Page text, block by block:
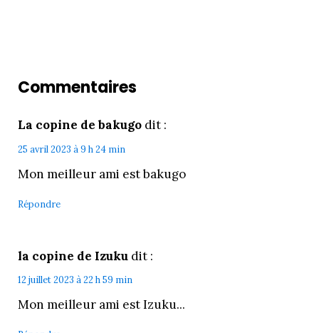
Commentaires
La copine de bakugo dit :
25 avril 2023 à 9 h 24 min
Mon meilleur ami est bakugo
Répondre
la copine de Izuku dit :
12 juillet 2023 à 22 h 59 min
Mon meilleur ami est Izuku...